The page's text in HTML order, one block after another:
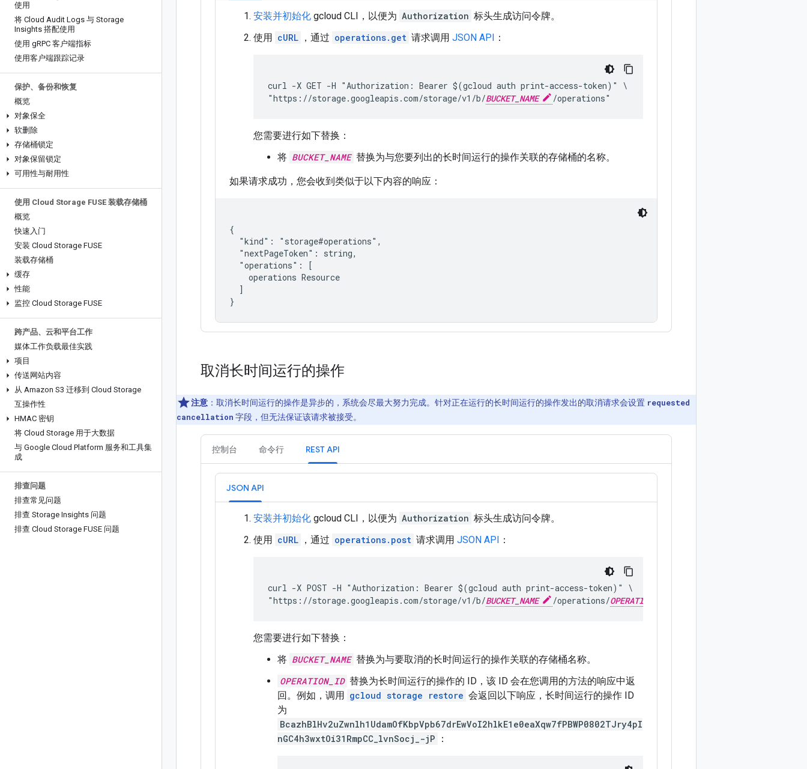
使用
将 Cloud Audit Logs 与 Storage
Insights 搭配使用
使用 gRPC 客户端指标
使用客户端跟踪记录
保护、备份和恢复
概览
对象保全
软删除
存储桶锁定
对象保留锁定
可用性与耐用性
使用 Cloud Storage FUSE 装载存储桶
概览
快速入门
安装 Cloud Storage FUSE
装载存储桶
缓存
性能
监控 Cloud Storage FUSE
跨产品、云和平台工作
媒体工作负载最佳实践
项目
传送网站内容
从 Amazon S3 迁移到 Cloud Storage
互操作性
HMAC 密钥
将 Cloud Storage 用于大数据
与 Google Cloud Platform 服务和工具集
成
排查问题
排查常见问题
排查 Storage Insights 问题
排查 Cloud Storage FUSE 问题
安装并初始化 gcloud CLI ，以便为 Authorization 标头生成访问令牌。
使用 cURL ，通过 operations.get 请求调用 JSON API ：
curl -X GET -H "Authorization: Bearer $(gcloud auth print-access-token)" \
"https://storage.googleapis.com/storage/v1/b/BUCKET_NAME /operations"
您需要进行如下替换：
将 BUCKET_NAME 替换为与您要列出的长时间运行的操作关联的存储桶的名称。
如果请求成功，您会收到类似于以下内容的响应：
{
  "kind": "storage#operations",
  "nextPageToken": string,
  "operations": [
    operations Resource
  ]
}
取消长时间运行的操作
注意 ：取消长时间运行的操作是异步的，系统会尽最大努力完成。针对正在运行的长时间运行的操作发出的取消请求会设置 requested
cancellation 字段，但无法保证该请求被接受。
控制台 命令行 REST API
JSON API
安装并初始化 gcloud CLI ，以便为 Authorization 标头生成访问令牌。
使用 cURL ，通过 operations.post 请求调用 JSON API ：
curl -X POST -H "Authorization: Bearer $(gcloud auth print-access-token)" \
"https://storage.googleapis.com/storage/v1/b/BUCKET_NAME /operations/OPERATION_ID
您需要进行如下替换：
将 BUCKET_NAME 替换为与要取消的长时间运行的操作关联的存储桶名称。
OPERATION_ID 替换为长时间运行的操作的 ID，该 ID 会在您调用的方法的响应中返
回。例如，调用 gcloud storage restore 会返回以下响应，长时间运行的操作 ID
为
BcazhBlHv2uZwnlh1UdamOfKbpVpb67drEwVoI2hlkE1e0eaXqw7fPBWP0802TJry4pI
nGC4h3wxtOi31RmpCC_lvnSocj_-jP
：